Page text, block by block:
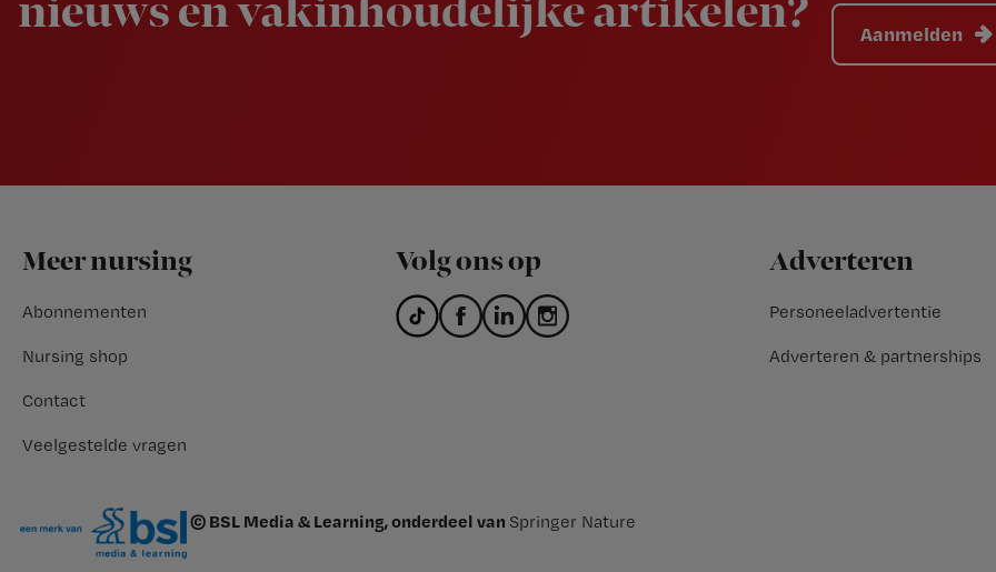
nieuws en vakinhoudelijke artikelen?
Aanmelden
Footer
Meer nursing
Abonnementen
Nursing shop
Contact
Veelgestelde vragen
Volg ons op Adverteren
Personeeladvertentie
Adverteren & partnerships
© BSL Media & Learning, onderdeel van Springer Nature